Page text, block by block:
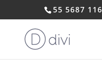
55 5687